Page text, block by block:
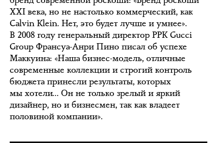
XXI века, но не настолько коммерческий, как
Calvin Klein. Нет, это будет лучше и умнее».
В 2008 году генеральный директор PPK Gucci
Group Франсуа-Анри Пино писал об успехе
Маккуина: «Наша бизнес-модель, отличные
современные коллекции и строгий контроль
бюджета принесли результаты, которых
мы хотели… Он не только зрелый и яркий
дизайнер, но и бизнесмен, так как владеет
половиной компании».